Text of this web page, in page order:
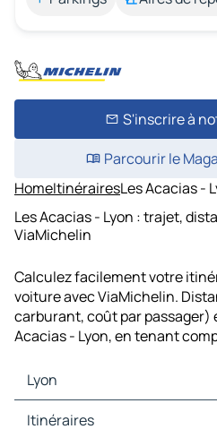
S'inscrire à
Parcourir le
HomeItinérairesLes Acacias -
Les Acacias - Lyon : trajet,
ViaMichelin
Calculez facilement votre
voiture avec ViaMichelin.
carburant, coût par passager)
Acacias - Lyon, en tenant
Lyon
Lyon Cartes et plans
Itinéraires